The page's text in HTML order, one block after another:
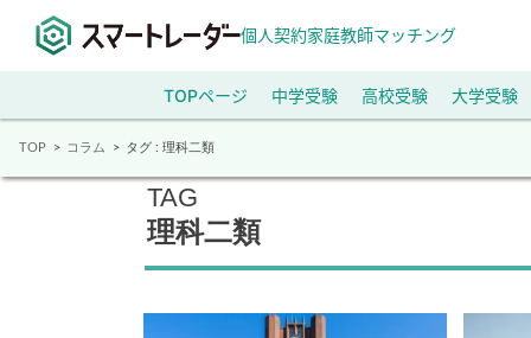
個人契約家庭教師マッチング
TOPページ 中学受験 高校受験 大学受験
TOP コラム タグ : 理科二類
TAG
理科二類